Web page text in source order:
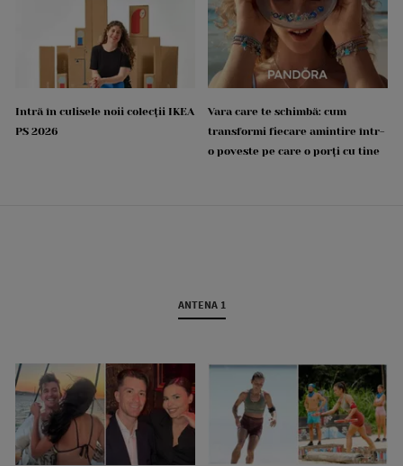
Intră în culisele noii colecții IKEA
PS 2026
Vara care te schimbă: cum
transformi fiecare amintire într-
o poveste pe care o porți cu tine
ANTENA 1